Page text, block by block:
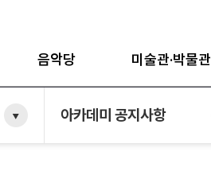
음악당 미술관·박물관
아카데미 공지사항